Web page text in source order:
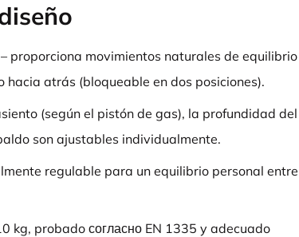
proporciona movimientos naturales de equilibrio
atrás (bloqueable en dos posiciones).
(según el pistón de gas), la profundidad del
son ajustables individualmente.
regulable para un equilibrio personal entre
kg, probado согласно EN 1335 y adecuado